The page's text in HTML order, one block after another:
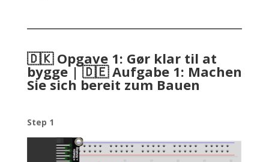
🇩🇰 Opgave 1: Gør klar til at
bygge | 🇩🇪 Aufgabe 1: Machen
Sie sich bereit zum Bauen
Step 1